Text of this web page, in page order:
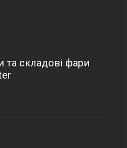
та складові фари